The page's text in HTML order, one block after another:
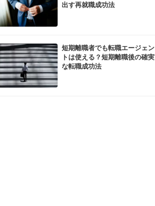
出す再就職成功法
短期離職者でも転職エージェン
トは使える？短期離職後の確実
な転職成功法